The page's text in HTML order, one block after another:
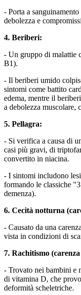
- Porta a
debolezza e
4. Beriberi:
- Un gruppo di malattie
B1).
- Il beriberi umido
sintomi come battito
edema, mentre il
a debolezza muscolare,
5. Pellagra:
- Si verifica a causa di
casi più gravi, di
convertito in niacina.
- I sintomi includono
formando le classiche
demenza).
6. Cecità notturna
- Causato da una
vista in condizioni di
7. Rachitismo
- Trovato nei bambini e
di vitamina D, che
deformità scheletriche.